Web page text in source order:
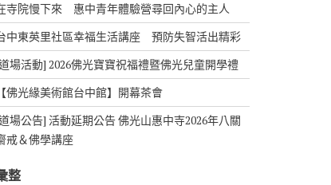
寺院慢下來 惠中青年體驗營尋回內心的主人
中東英里社區幸福生活講座 預防失智活出精彩
場活動] 2026佛光寶寶祝福禮暨佛光兒童開學禮
【佛光緣美術館台中館】開幕茶會
場公告] 活動延期公告 佛光山惠中寺2026年八關
戒＆佛學講座
整